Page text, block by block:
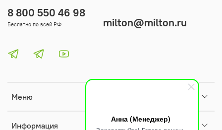
Анна (Менеджер)
Меню
Информация
8 800 550 46 98
Беслатно по всей РФ milton@milton.ru